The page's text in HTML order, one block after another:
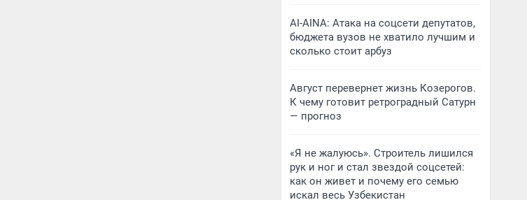
AI-AINA: Атака на соцсети депутатов,
бюджета вузов не хватило лучшим и
сколько стоит арбуз
Август перевернет жизнь Козерогов.
К чему готовит ретроградный Сатурн
— прогноз
«Я не жалуюсь». Строитель лишился
рук и ног и стал звездой соцсетей:
как он живет и почему его семью
искал весь Узбекистан